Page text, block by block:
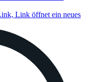
Link öffnet ein neues